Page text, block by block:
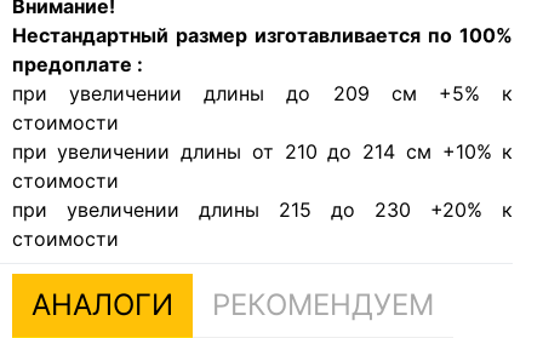
Внимание!
Нестандартный размер изготавливается по 100%
предоплате :
при увеличении длины до 209 см +5% к
стоимости
при увеличении длины от 210 до 214 см +10% к
стоимости
при увеличении длины 215 до 230 +20% к
стоимости
АНАЛОГИ
РЕКОМЕНДУЕМ